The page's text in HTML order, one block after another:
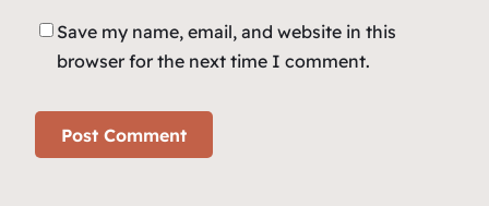
Save my name, email, and website in this
browser for the next time I comment.